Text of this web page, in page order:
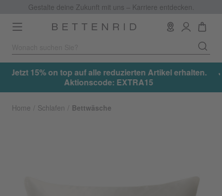
Gestalte deine Zukunft mit uns – Karriere entdecken.
Toggle
navigation
Artikel erhalten.
Jetzt 15% on top auf alle
Home Schlafen Bettwäsche